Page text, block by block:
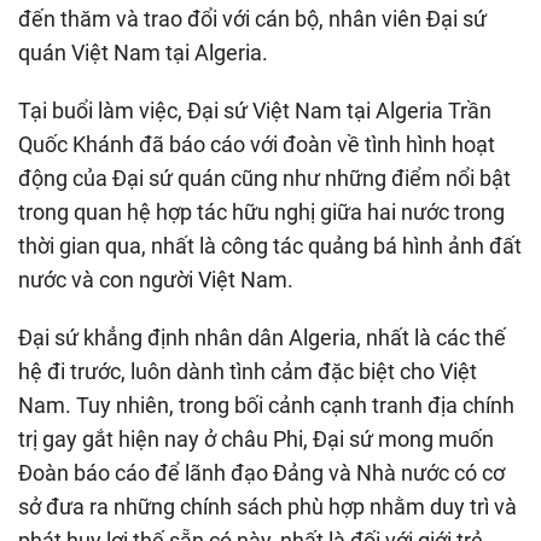
đến thăm và trao đổi với cán bộ, nhân viên Đại sứ
quán Việt Nam tại Algeria.
Tại buổi làm việc, Đại sứ Việt Nam tại Algeria Trần
Quốc Khánh đã báo cáo với đoàn về tình hình hoạt
động của Đại sứ quán cũng như những điểm nổi bật
trong quan hệ hợp tác hữu nghị giữa hai nước trong
thời gian qua, nhất là công tác quảng bá hình ảnh đất
nước và con người Việt Nam.
Đại sứ khẳng định nhân dân Algeria, nhất là các thế
hệ đi trước, luôn dành tình cảm đặc biệt cho Việt
Nam. Tuy nhiên, trong bối cảnh cạnh tranh địa chính
trị gay gắt hiện nay ở châu Phi, Đại sứ mong muốn
Đoàn báo cáo để lãnh đạo Đảng và Nhà nước có cơ
sở đưa ra những chính sách phù hợp nhằm duy trì và